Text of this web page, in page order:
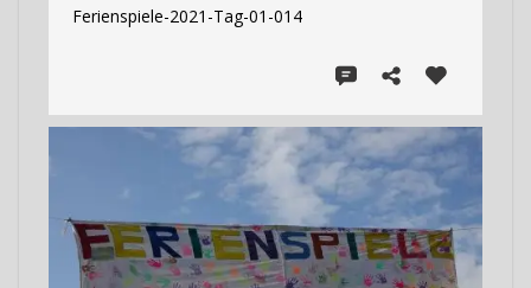
Ferienspiele-2021-Tag-01-014